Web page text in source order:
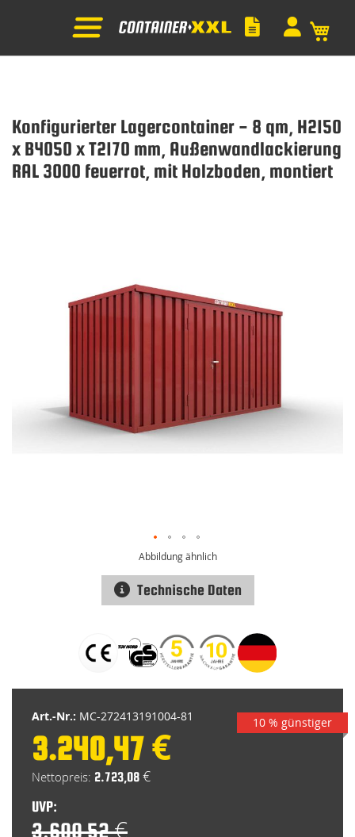
Konfigurierter Lagercontainer - 8 qm, H2150
x B4050 x T2170 mm, Außenwandlackierung
RAL 3000 feuerrot, mit Holzboden, montiert
Art.-Nr.: MC-272413191004-81
Special
Price
3.240,47 €
2.723,08 €
UVP:
3.600,52 €
10 % günstiger
Abbildung ähnlich
Technische Daten
springen